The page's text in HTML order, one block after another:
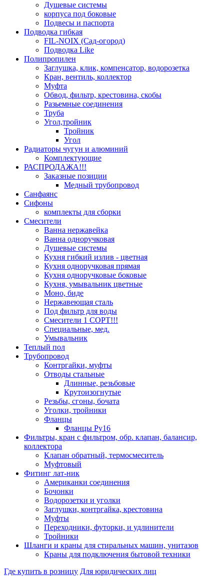
Душевые системы
корпуса под боковые
Подвесы и паспорта
Подводка гибкая
FIL-NOIX (Сад-огород)
Подводка Like
Полипропилен
Заглушка, клик, компенсатор, водорозетка
Кран, вентиль, коллектор
Муфта
Обвод, фильтр, крестовина, скобы
Разьемные соединения
Труба
Угол,тройник
Тройник
Угол
Радиаторы чугун и алюминий
Комплектующие
РАСПРОДАЖА!!!
Заказные позиции
Медный трубопровод
Санфаянс
Сифоны
комплекты для сборки
Смесители
Ванна нержавейка
Ванна одноручковая
Душевые системы
Кухня гибкий излив - цветная
Кухня одноручковая прямая
Кухня одноручковые боковые
Кухня, умывальник цветные
Моно, биде
Нержавеющая сталь
Под фильтр для воды
Смесители 1 СОРТ!!!
Специальные, мед.
Умывальник
Теплый пол
Трубопровод
Контргайки, муфты
Отводы стальные
Длинные, резьбовые
Крутоизогнутые
Резьбы, сгоны, бочата
Уголки, тройники
Фланцы
Фланцы Ру16
Фильтры, кран с фильтром, обр. клапан, балансир,
коллектора
Клапан обратный, термосмеситель
Муфтовый
Фитинг лат-ник
Американки соединения
Бочонки
Водорозетки и уголки
Заглушки, контргайка, крестовина
Муфты
Переходники, футорки, и удлинители
Тройники
Шланги и краны для стиральных машин, унитазов
Краны для подключения бытовой техники
Где купить в розницу Для юридических лиц